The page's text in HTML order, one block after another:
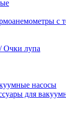
с
Очки лупа
насосы
для